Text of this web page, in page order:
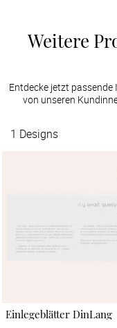
Weitere
Entdecke jetzt
von unseren
1 Designs
Einlegeblätter DinLang